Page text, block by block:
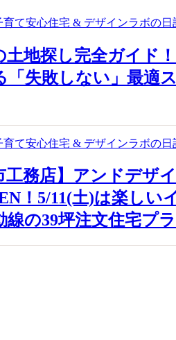
育て安心住宅 & デザインラボの日
土地探し完全ガイド
「失敗しない」最適
育て安心住宅 & デザインラボの日
工務店】アンドデザ
！5/11(土)は楽しい
線の39坪注文住宅プ